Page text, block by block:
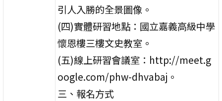
引人入勝的全景圖像。
(四)實體研習地點：國立嘉義高級中學
懷恩樓三樓文史教室。
(五)線上研習會議室：http://meet.g
oogle.com/phw-dhvabaj。
三、報名方式